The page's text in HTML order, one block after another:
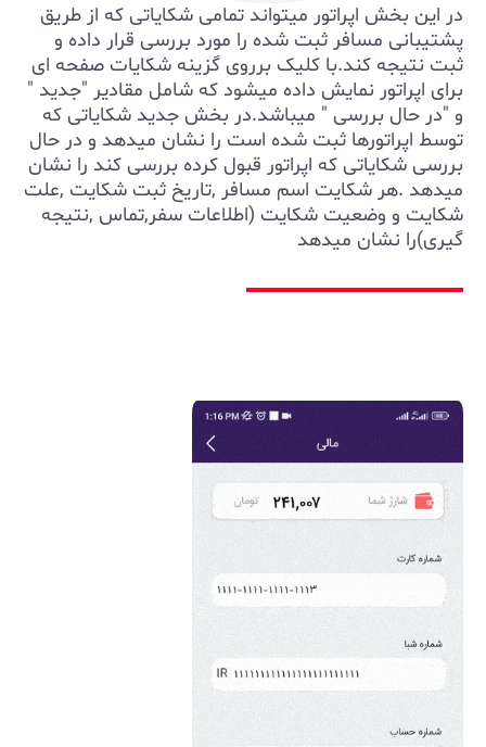
در این بخش اپراتور میتواند تمامی شکایاتی که از طریق
پشتیبانی مسافر ثبت شده را مورد بررسی قرار داده و
ثبت نتیجه کند.با کلیک برروی گزینه شکایات صفحه ای
برای اپراتور نمایش داده میشود که شامل مقادیر "جدید "
و "در حال بررسی " میباشد.در بخش جدید شکایاتی که
توسط اپراتورها ثبت شده است را نشان میدهد و در حال
بررسی شکایاتی که اپراتور قبول کرده بررسی کند را نشان
میدهد .هر شکایت اسم مسافر ,تاریخ ثبت شکایت ,علت
شکایت و وضعیت شکایت (اطلاعات سفر,تماس ,نتیجه
گیری)را نشان میدهد